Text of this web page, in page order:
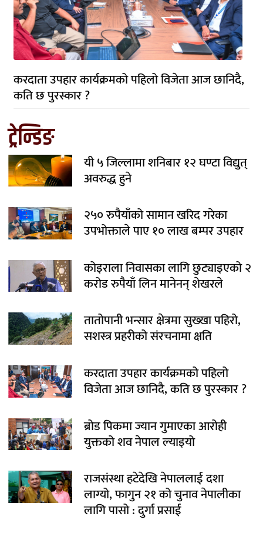
करदाता उपहार कार्यक्रमको पहिलो विजेता आज छानिदै,
कति छ पुरस्कार ?
ट्रेन्डिङ
यी ५ जिल्लामा शनिबार १२ घण्टा विद्युत्
अवरुद्ध हुने
२५० रुपैयाँको सामान खरिद गरेका
उपभोक्ताले पाए १० लाख बम्पर उपहार
कोइराला निवासका लागि छुट्याइएको २
करोड रुपैयाँ लिन मानेनन् शेखरले
तातोपानी भन्सार क्षेत्रमा सुख्खा पहिरो,
सशस्त्र प्रहरीको संरचनामा क्षति
करदाता उपहार कार्यक्रमको पहिलो
विजेता आज छानिदै, कति छ पुरस्कार ?
ब्रोड पिकमा ज्यान गुमाएका आरोही
युक्तको शव नेपाल ल्याइयो
राजसंस्था हटेदेखि नेपाललाई दशा
लाग्यो, फागुन २१ को चुनाव नेपालीका
लागि पासो : दुर्गा प्रसाई